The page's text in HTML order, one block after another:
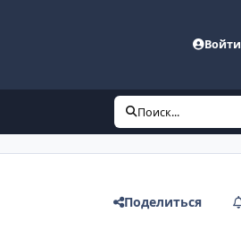
Войти
Поиск...
Поделиться